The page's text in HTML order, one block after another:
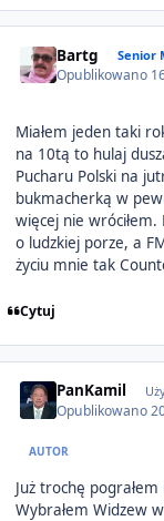
Bartg Senior
Opublikowano
Miałem jeden taki
na 10tą to hulaj
Pucharu Polski na
bukmacherką w
więcej nie wróciłem.
o ludzkiej porze, a
życiu mnie tak
Cytuj
PanKamil
Opublikowano
AUTOR
Już trochę
Wybrałem Widzew